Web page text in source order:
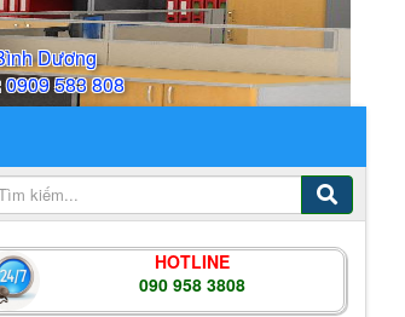
Dương
0909 583 808
HOTLINE
090 958 3808